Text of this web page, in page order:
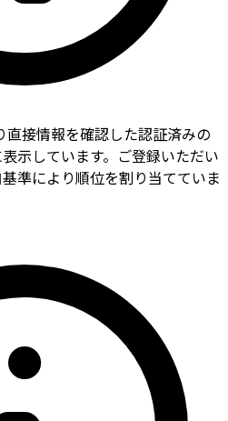
接情報を確認した認証済みの
示しています。ご登録いただい
準により順位を割り当てていま